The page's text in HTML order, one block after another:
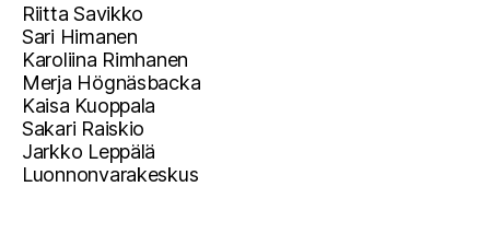
Riitta Savikko
Sari Himanen
Karoliina Rimhanen
Merja Högnäsbacka
Kaisa Kuoppala
Sakari Raiskio
Jarkko Leppälä
Luonnonvarakeskus